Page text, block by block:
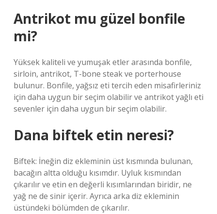
Antrikot mu güzel bonfile
mi?
Yüksek kaliteli ve yumuşak etler arasında bonfile,
sirloin, antrikot, T-bone steak ve porterhouse
bulunur. Bonfile, yağsız eti tercih eden misafirleriniz
için daha uygun bir seçim olabilir ve antrikot yağlı eti
sevenler için daha uygun bir seçim olabilir.
Dana biftek etin neresi?
Biftek: İneğin diz ekleminin üst kısmında bulunan,
bacağın altta olduğu kısımdır. Uyluk kısmından
çıkarılır ve etin en değerli kısımlarından biridir, ne
yağ ne de sinir içerir. Ayrıca arka diz ekleminin
üstündeki bölümden de çıkarılır.